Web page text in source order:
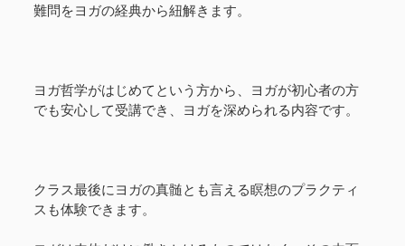
難問をヨガの経典から紐解きます。
ヨガ哲学がはじめてという方から、ヨガが初心者の方
でも安心して受講でき、ヨガを深められる内容です。
クラス最後にヨガの真髄とも言える瞑想のプラクティ
スも体験できます。